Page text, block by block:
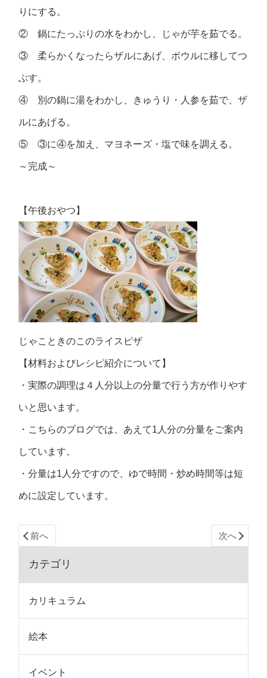
りにする。
② 鍋にたっぷりの水をわかし、じゃが芋を茹でる。
③ 柔らかくなったらザルにあげ、ボウルに移してつ
ぶす。
④ 別の鍋に湯をわかし、きゅうり・人参を茹で、ザ
ルにあげる。
⑤ ③に④を加え、マヨネーズ・塩で味を調える。
～完成～
【午後おやつ】
じゃこときのこのライスピザ
【材料およびレシピ紹介について】
・実際の調理は４人分以上の分量で行う方が作りやす
いと思います。
・こちらのブログでは、あえて1人分の分量をご案内
しています。
・分量は1人分ですので、ゆで時間・炒め時間等は短
めに設定しています。
前へ 次へ
カテゴリ
カリキュラム
絵本
イベント